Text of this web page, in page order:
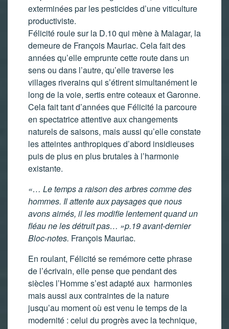
exterminées par les pesticides d’une viticulture
productiviste.
Félicité roule sur la D.10 qui mène à Malagar, la
demeure de François Mauriac. Cela fait des
années qu’elle emprunte cette route dans un
sens ou dans l’autre, qu’elle traverse les
villages riverains qui s’étirent simultanément le
long de la voie, sertis entre coteaux et Garonne.
Cela fait tant d’années que Félicité la parcoure
en spectatrice attentive aux changements
naturels de saisons, mais aussi qu’elle constate
les atteintes anthropiques d’abord insidieuses
puis de plus en plus brutales à l’harmonie
existante.
«… Le temps a raison des arbres comme des
hommes. Il attente aux paysages que nous
avons aimés, il les modifie lentement quand un
fléau ne les détruit pas… »p.19 avant-dernier
Bloc-notes. François Mauriac.
En roulant, Félicité se remémore cette phrase
de l’écrivain, elle pense que pendant des
siècles l’Homme s’est adapté aux harmonies
mais aussi aux contraintes de la nature
jusqu’au moment où est venu le temps de la
modernité : celui du progrès avec la technique,